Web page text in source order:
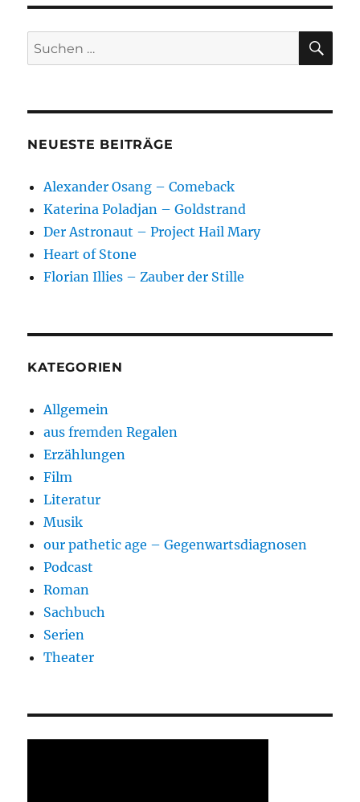
Suchen
nach:
NEUESTE BEITRÄGE
Alexander Osang – Comeback
Katerina Poladjan – Goldstrand
Der Astronaut – Project Hail Mary
Heart of Stone
Florian Illies – Zauber der Stille
KATEGORIEN
Allgemein
aus fremden Regalen
Erzählungen
Film
Literatur
Musik
our pathetic age – Gegenwartsdiagnosen
Podcast
Roman
Sachbuch
Serien
Theater